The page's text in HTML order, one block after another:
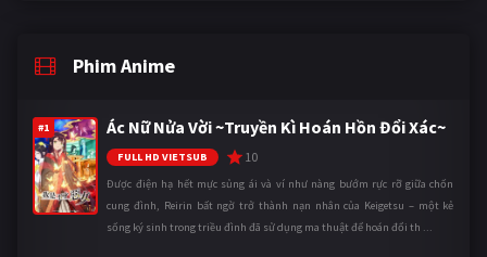
Phim Anime
#1 Ác Nữ Nửa Vời ~Truyền Kì Hoán Hồn Đổi Xác~
FULL HD VIETSUB 10
Được điện hạ hết mực sủng ái và ví như nàng bướm rực rỡ giữa chốn
cung đình, Reirin bất ngờ trở thành nạn nhân của Keigetsu – một kẻ
sống ký sinh trong triều đình đã sử dụng ma thuật để hoán đổi th ...